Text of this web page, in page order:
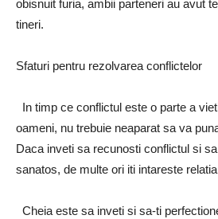
obisnuit furia, ambii parteneri au avut
tineri.
Sfaturi pentru rezolvarea conflictelor
In timp ce conflictul este o parte a
oameni, nu trebuie neaparat sa va
Daca inveti sa recunosti conflictul si
sanatos, de multe ori iti intareste
Cheia este sa inveti si sa-ti